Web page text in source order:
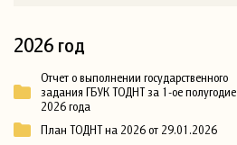
2026 год
Отчет о выполнении государственного
задания ГБУК ТОДНТ за 1-ое полугодие
2026 года
План ТОДНТ на 2026 от 29.01.2026